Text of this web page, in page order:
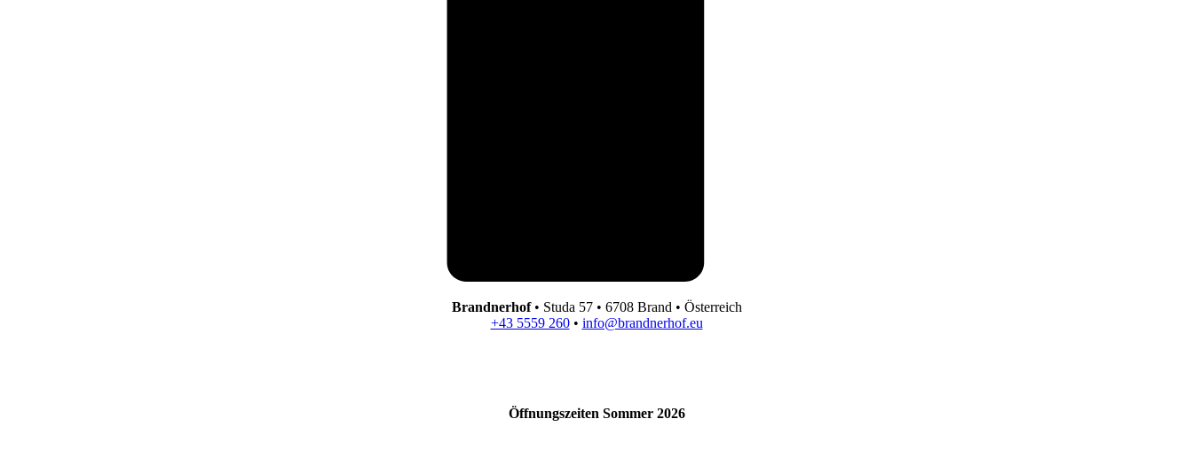
Brandnerhof• Studa 57 • 6708 Brand • Österreich
+43 5559 260• info@brandnerhof.eu
Öffnungszeiten Sommer 2026